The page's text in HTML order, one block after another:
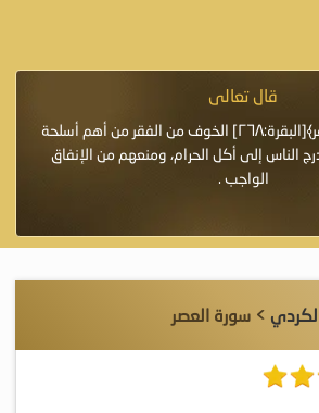
قال تعالى
﴿الشيطان يعِدُكم الفقر﴾[البقرة:٢٦٨] الخوف من الفقر من أهم أسلحة
الناس إلى أكل الحرام، ومنعهم من الإنفاق
الواجب .
> سورة العصر